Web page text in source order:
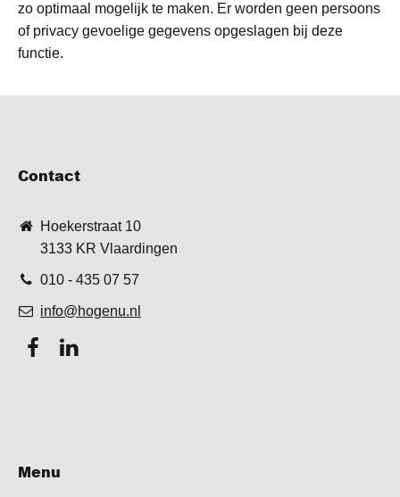
zo optimaal mogelijk te maken. Er worden geen persoons
of privacy gevoelige gegevens opgeslagen bij deze
functie.
Contact
Hoekerstraat 10
3133 KR Vlaardingen
010 - 435 07 57
info@hogenu.nl
Menu